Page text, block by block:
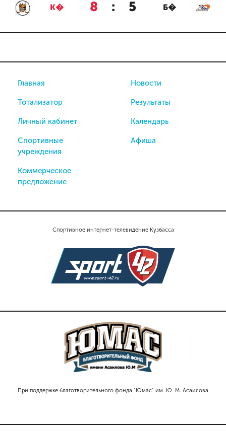
К� 8 : 5 Б�
Спортивное интернет-телевидение Кузбасса
При поддержке благотворительного фонда "Юмас" им. Ю. М. Асаилова
Главная
Тотализатор
Личный кабинет
Спортивные
учреждения
Коммерческое
предложение
Новости
Результаты
Календарь
Афиша